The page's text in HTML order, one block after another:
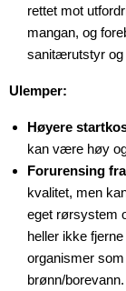
rettet mot
mangan, og
sanitærutstyr og
Ulemper:
Høyere
kan være høy
Forurensing
kvalitet, men
eget rørsystem
heller ikke
organismer
brønn/